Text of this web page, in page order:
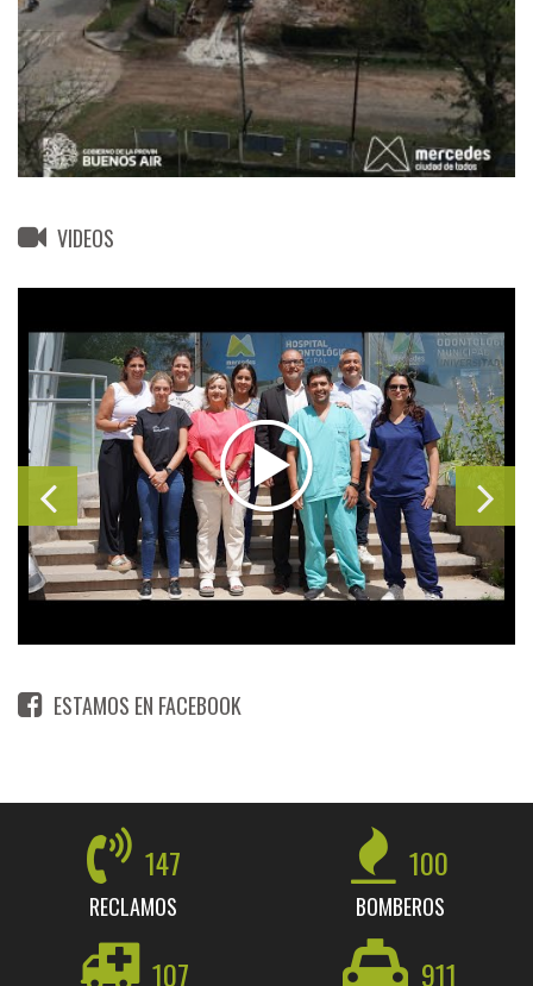
VIDEOS
ESTAMOS EN FACEBOOK
147
RECLAMOS
100
BOMBEROS
107 911